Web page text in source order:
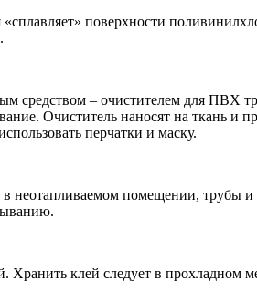
поверхности
средством – очистителем для ПВХ
Очиститель наносят на ткань и
перчатки и маску.
неотапливаемом помещении, трубы
клей следует в прохладном